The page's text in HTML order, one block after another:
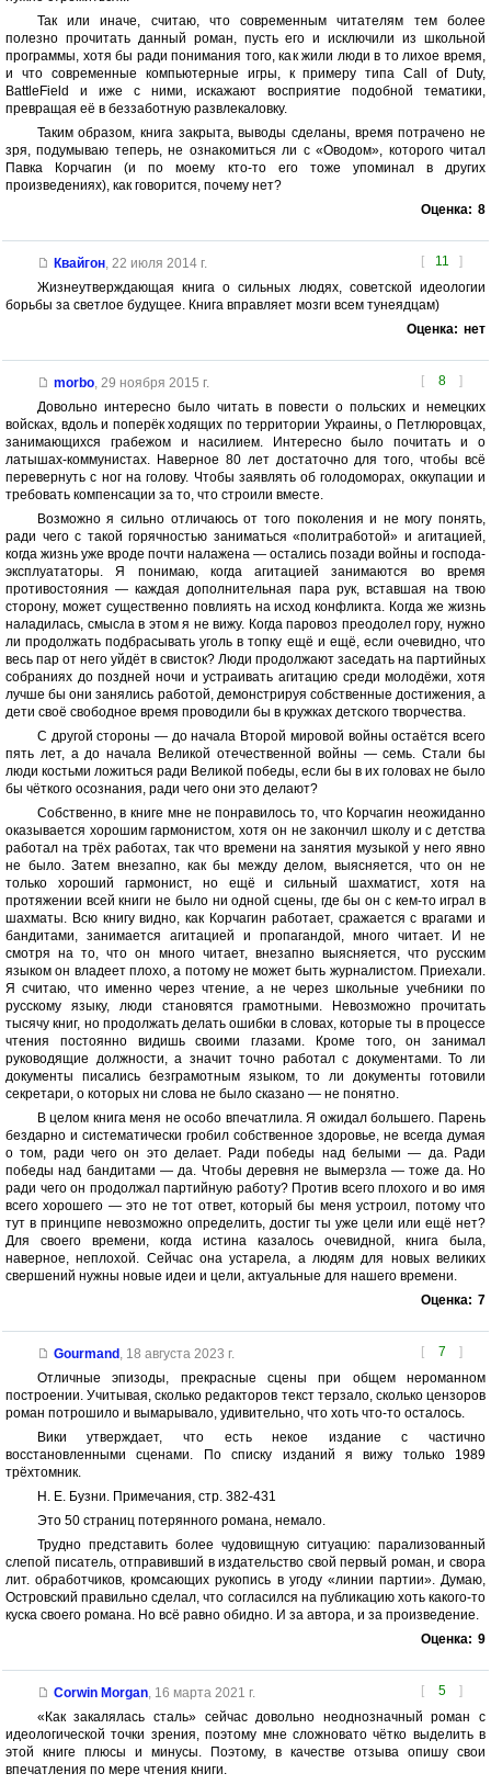
Так или иначе, считаю, что современным читателям тем более
полезно прочитать данный роман, пусть его и исключили из школьной
программы, хотя бы ради понимания того, как жили люди в то лихое время,
и что современные компьютерные игры, к примеру типа Call of Duty,
BattleField и иже с ними, искажают восприятие подобной тематики,
превращая её в беззаботную развлекаловку.
Таким образом, книга закрыта, выводы сделаны, время потрачено не
зря, подумываю теперь, не ознакомиться ли с «Оводом», которого читал
Павка Корчагин (и по моему кто-то его тоже упоминал в других
произведениях), как говорится, почему нет?
Оценка: 8
[ 11 ]
Квайгон, 22 июля 2014 г.
Жизнеутверждающая книга о сильных людях, советской идеологии
борьбы за светлое будущее. Книга вправляет мозги всем тунеядцам)
Оценка: нет
[ 8 ]
morbo, 29 ноября 2015 г.
Довольно интересно было читать в повести о польских и немецких
войсках, вдоль и поперёк ходящих по территории Украины, о Петлюровцах,
занимающихся грабежом и насилием. Интересно было почитать и о
латышах-коммунистах. Наверное 80 лет достаточно для того, чтобы всё
перевернуть с ног на голову. Чтобы заявлять об голодоморах, оккупации и
требовать компенсации за то, что строили вместе.
Возможно я сильно отличаюсь от того поколения и не могу понять,
ради чего с такой горячностью заниматься «политработой» и агитацией,
когда жизнь уже вроде почти налажена — остались позади войны и господа-
эксплуататоры. Я понимаю, когда агитацией занимаются во время
противостояния — каждая дополнительная пара рук, вставшая на твою
сторону, может существенно повлиять на исход конфликта. Когда же жизнь
наладилась, смысла в этом я не вижу. Когда паровоз преодолел гору, нужно
ли продолжать подбрасывать уголь в топку ещё и ещё, если очевидно, что
весь пар от него уйдёт в свисток? Люди продолжают заседать на партийных
собраниях до поздней ночи и устраивать агитацию среди молодёжи, хотя
лучше бы они занялись работой, демонстрируя собственные достижения, а
дети своё свободное время проводили бы в кружках детского творчества.
С другой стороны — до начала Второй мировой войны остаётся всего
пять лет, а до начала Великой отечественной войны — семь. Стали бы
люди костьми ложиться ради Великой победы, если бы в их головах не было
бы чёткого осознания, ради чего они это делают?
Собственно, в книге мне не понравилось то, что Корчагин неожиданно
оказывается хорошим гармонистом, хотя он не закончил школу и с детства
работал на трёх работах, так что времени на занятия музыкой у него явно
не было. Затем внезапно, как бы между делом, выясняется, что он не
только хороший гармонист, но ещё и сильный шахматист, хотя на
протяжении всей книги не было ни одной сцены, где бы он с кем-то играл в
шахматы. Всю книгу видно, как Корчагин работает, сражается с врагами и
бандитами, занимается агитацией и пропагандой, много читает. И не
смотря на то, что он много читает, внезапно выясняется, что русским
языком он владеет плохо, а потому не может быть журналистом. Приехали.
Я считаю, что именно через чтение, а не через школьные учебники по
русскому языку, люди становятся грамотными. Невозможно прочитать
тысячу книг, но продолжать делать ошибки в словах, которые ты в процессе
чтения постоянно видишь своими глазами. Кроме того, он занимал
руководящие должности, а значит точно работал с документами. То ли
документы писались безграмотным языком, то ли документы готовили
секретари, о которых ни слова не было сказано — не понятно.
В целом книга меня не особо впечатлила. Я ожидал большего. Парень
бездарно и систематически гробил собственное здоровье, не всегда думая
о том, ради чего он это делает. Ради победы над белыми — да. Ради
победы над бандитами — да. Чтобы деревня не вымерзла — тоже да. Но
ради чего он продолжал партийную работу? Против всего плохого и во имя
всего хорошего — это не тот ответ, который бы меня устроил, потому что
тут в принципе невозможно определить, достиг ты уже цели или ещё нет?
Для своего времени, когда истина казалось очевидной, книга была,
наверное, неплохой. Сейчас она устарела, а людям для новых великих
свершений нужны новые идеи и цели, актуальные для нашего времени.
Оценка: 7
[ 7 ]
Gourmand , 18 августа 2023 г.
Отличные эпизоды, прекрасные сцены при общем нероманном
построении. Учитывая, сколько редакторов текст терзало, сколько цензоров
роман потрошило и вымарывало, удивительно, что хоть что-то осталось.
Вики утверждает, что есть некое издание с частично
восстановленными сценами. По списку изданий я вижу только 1989
трёхтомник.
Н. Е. Бузни. Примечания, стр. 382-431
Это 50 страниц потерянного романа, немало.
Трудно представить более чудовищную ситуацию: парализованный
слепой писатель, отправивший в издательство свой первый роман, и свора
лит. обработчиков, кромсающих рукопись в угоду «линии партии». Думаю,
Островский правильно сделал, что согласился на публикацию хоть какого-то
куска своего романа. Но всё равно обидно. И за автора, и за произведение.
Оценка: 9
[ 5 ]
Corwin Morgan, 16 марта 2021 г.
«Как закалялась сталь» сейчас довольно неоднозначный роман с
идеологической точки зрения, поэтому мне сложновато чётко выделить в
этой книге плюсы и минусы. Поэтому, в качестве отзыва опишу свои
впечатления по мере чтения книги.